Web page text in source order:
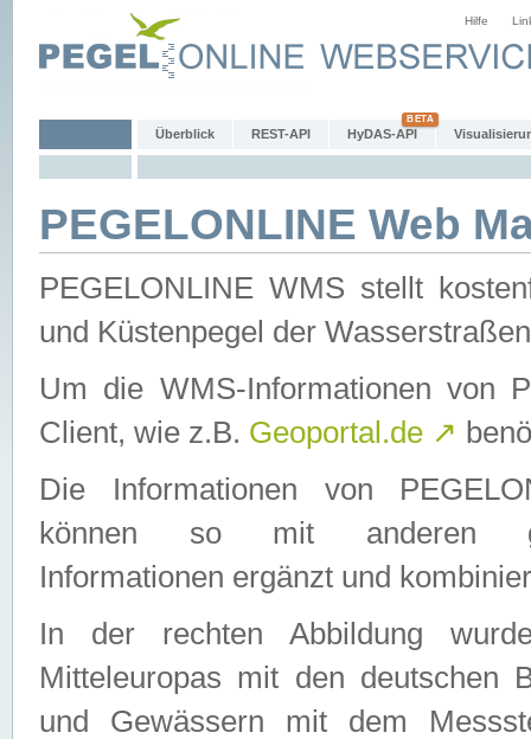
Hilfe
Überblick REST-API HyDAS-API
PEGELONLINE Web
PEGELONLINE WMS stellt
und Küstenpegel der
Um die WMS-Informationen von
Client, wie z.B. Geoportal.de ↗
Die Informationen von
können so mit anderen
Informationen ergänzt und
In der rechten Abbildung
Mitteleuropas mit den deutschen
und Gewässern mit dem